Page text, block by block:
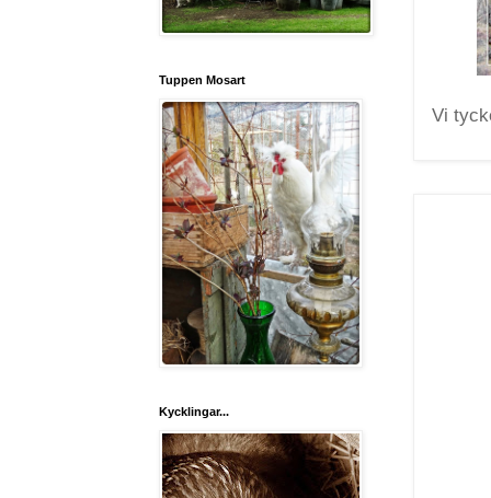
Vi
Tuppen Mosart
Kycklingar...